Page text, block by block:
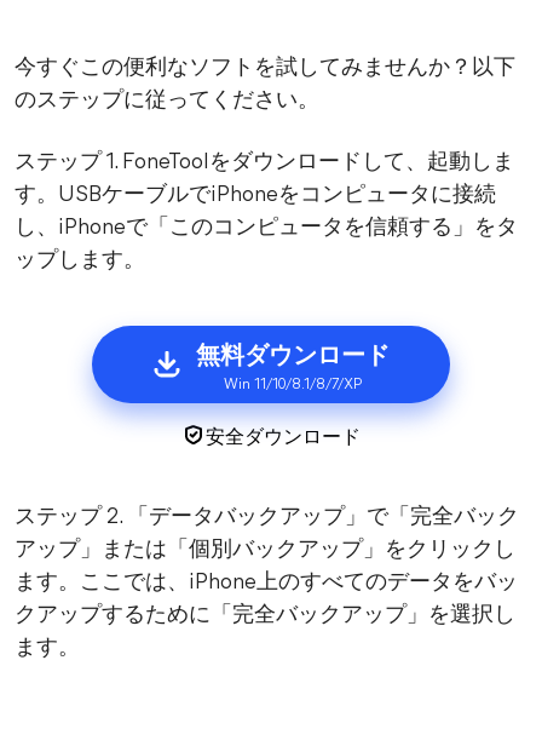
今すぐこの便利なソフトを試してみませんか？以下
のステップに従ってください。
ステップ 1. FoneToolをダウンロードして、起動しま
す。USBケーブルでiPhoneをコンピュータに接続
し、iPhoneで「このコンピュータを信頼する」をタ
ップします。
無料ダウンロード
Win 11/10/8.1/8/7/XP
安全ダウンロード
ステップ 2. 「データバックアップ」で「完全バック
アップ」または「個別バックアップ」をクリックし
ます。ここでは、iPhone上のすべてのデータをバッ
クアップするために「完全バックアップ」を選択し
ます。